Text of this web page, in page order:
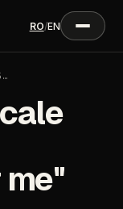
RO/EN